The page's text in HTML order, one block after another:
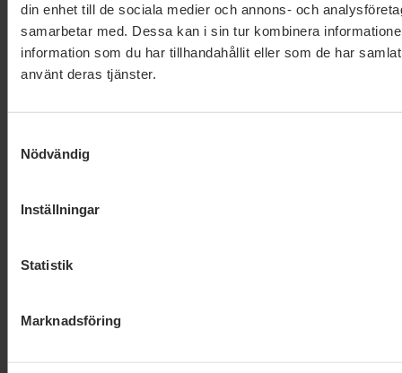
din enhet till de sociala medier och annons- och
samarbetar med. Dessa kan i sin tur kombinera
information som du har tillhandahållit eller som de har
använt deras tjänster.
Nödvändig
Inställningar
Statistik
Marknadsföring
att